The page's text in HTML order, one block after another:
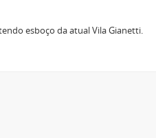
esboço da atual Vila Gianetti.